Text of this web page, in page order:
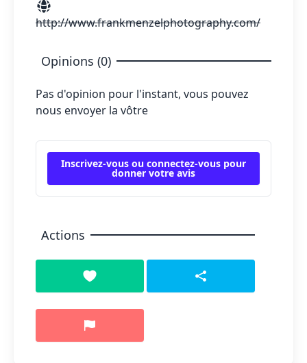
http://www.frankmenzelphotography.com/
Opinions (0)
Pas d'opinion pour l'instant, vous pouvez
nous envoyer la vôtre
Inscrivez-vous ou connectez-vous pour
donner votre avis
Actions